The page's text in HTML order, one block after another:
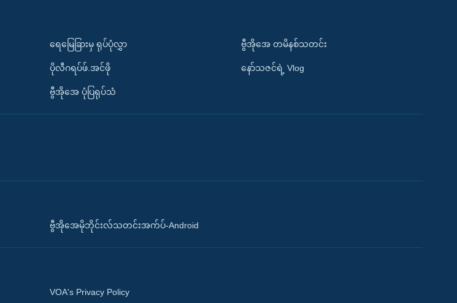
ရေမြေခြားမှ ရုပ်ပုံလွှာ
ပိုလီဂရပ်ဖ်.အင်ဖို
ဗွီအိုအေ ပုံပြရုပ်သံ
ဗွီအိုအေ တမိနစ်သတင်း
နော်သဇင်ရဲ့ Vlog
ဗွီအိုအေမိုဘိုင်းလ်သတင်းအက်ပ်-Android
VOA's Privacy Policy